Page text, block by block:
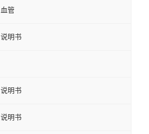
血管
说明书
说明书
说明书